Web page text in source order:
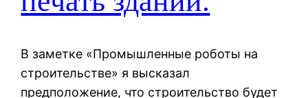
В заметке «Промышленные роботы на
строительстве» я высказал
предположение, что строительство будет